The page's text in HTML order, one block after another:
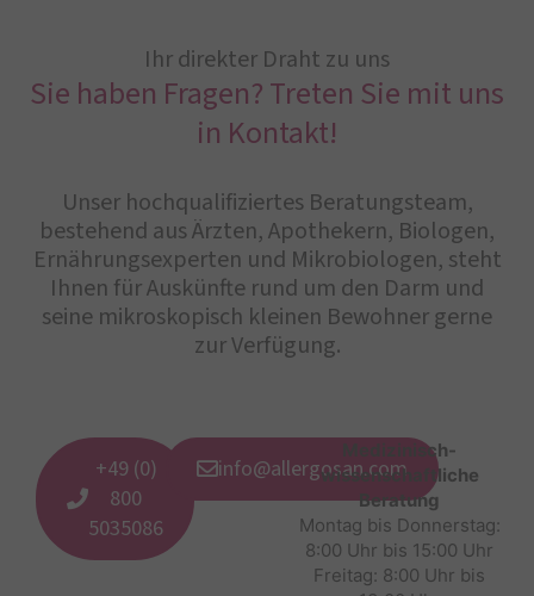
Ihr direkter Draht zu uns
Sie haben Fragen? Treten Sie mit uns
in Kontakt!
Unser hochqualifiziertes Beratungsteam,
bestehend aus Ärzten, Apothekern, Biologen,
Ernährungsexperten und Mikrobiologen, steht
Ihnen für Auskünfte rund um den Darm und
seine mikroskopisch kleinen Bewohner gerne
zur Verfügung.
+49 (0)
800
5035086
info@allergosan.com
Medizinisch-
wissenschaftliche
Beratung
Montag bis Donnerstag:
8:00 Uhr bis 15:00 Uhr
Freitag: 8:00 Uhr bis